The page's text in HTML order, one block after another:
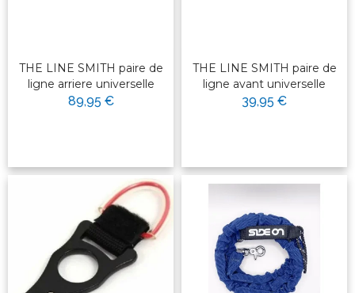
THE LINE SMITH paire de
ligne arriere universelle
89,95 €
THE LINE SMITH paire de
ligne avant universelle
39,95 €